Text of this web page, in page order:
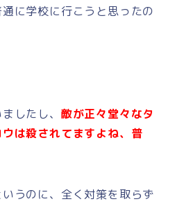
に学校に行こうと思ったの
したし、 敵が正々堂々なタ
は殺されてますよね、普
うのに、全く対策を取らず